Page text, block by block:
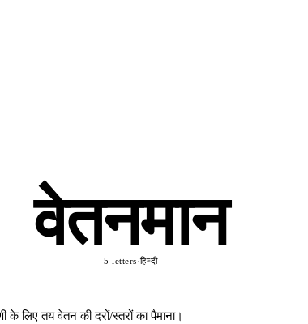
वेतनमान
5 letters·हिन्दी
के लिए तय वेतन की दरों/स्तरों का पैमाना।